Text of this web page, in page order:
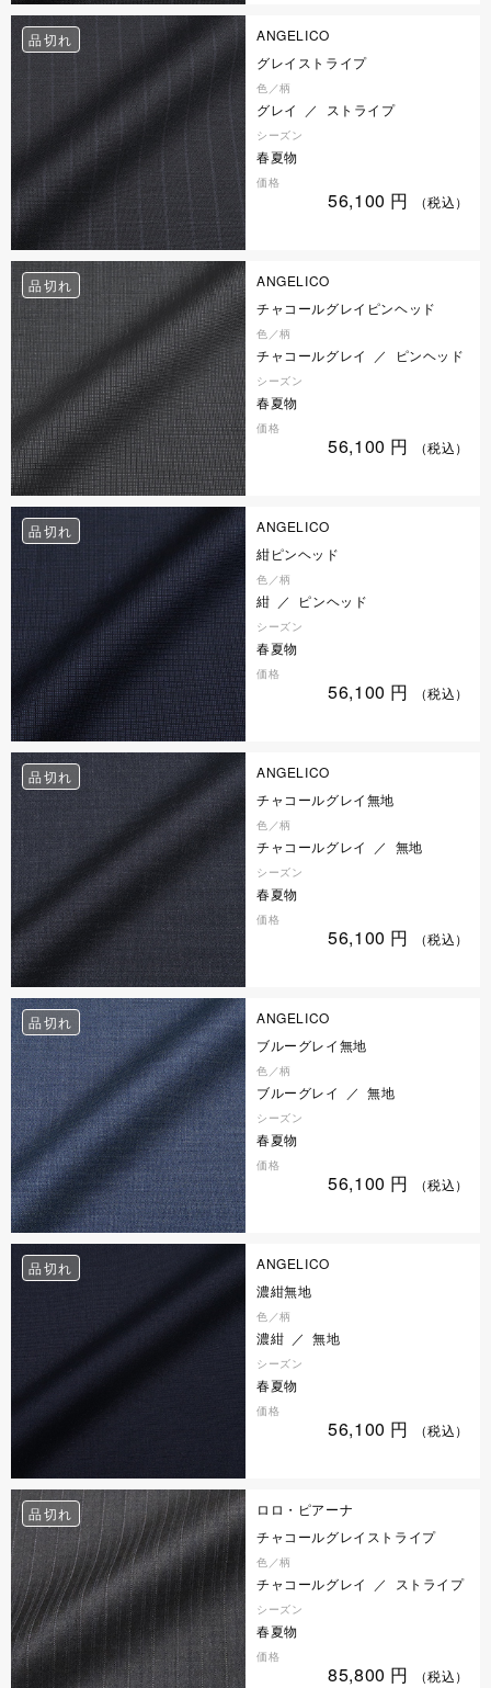
品切れ
ANGELICO
グレイストライプ
色／柄
グレイ ／ ストライプ
シーズン
春夏物
価格
56,100 円 （税込）
品切れ
ANGELICO
チャコールグレイピンヘッド
色／柄
チャコールグレイ ／ ピンヘッド
シーズン
春夏物
価格
56,100 円 （税込）
品切れ
ANGELICO
紺ピンヘッド
色／柄
紺 ／ ピンヘッド
シーズン
春夏物
価格
56,100 円 （税込）
品切れ
ANGELICO
チャコールグレイ無地
色／柄
チャコールグレイ ／ 無地
シーズン
春夏物
価格
56,100 円 （税込）
品切れ
ANGELICO
ブルーグレイ無地
色／柄
ブルーグレイ ／ 無地
シーズン
春夏物
価格
56,100 円 （税込）
品切れ
ANGELICO
濃紺無地
色／柄
濃紺 ／ 無地
シーズン
春夏物
価格
56,100 円 （税込）
品切れ
ロロ・ピアーナ
チャコールグレイストライプ
色／柄
チャコールグレイ ／ ストライプ
シーズン
春夏物
価格
85,800 円 （税込）